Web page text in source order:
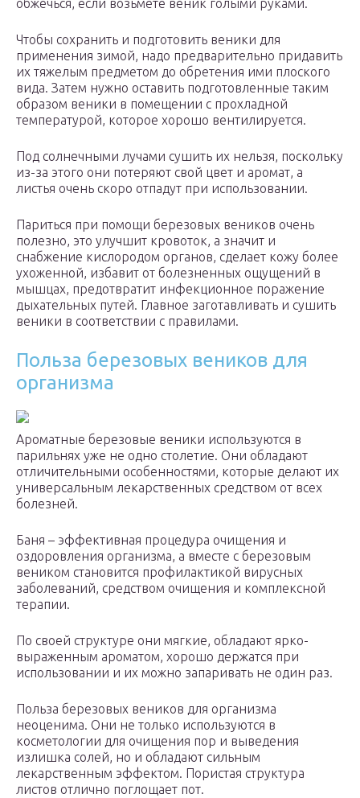
обжечься, если возьмете веник голыми руками.
Чтобы сохранить и подготовить веники для
применения зимой, надо предварительно придавить
их тяжелым предметом до обретения ими плоского
вида. Затем нужно оставить подготовленные таким
образом веники в помещении с прохладной
температурой, которое хорошо вентилируется.
Под солнечными лучами сушить их нельзя, поскольку
из-за этого они потеряют свой цвет и аромат, а
листья очень скоро отпадут при использовании.
Париться при помощи березовых веников очень
полезно, это улучшит кровоток, а значит и
снабжение кислородом органов, сделает кожу более
ухоженной, избавит от болезненных ощущений в
мышцах, предотвратит инфекционное поражение
дыхательных путей. Главное заготавливать и сушить
веники в соответствии с правилами.
Польза березовых веников для
организма
Ароматные березовые веники используются в
парильнях уже не одно столетие. Они обладают
отличительными особенностями, которые делают их
универсальным лекарственных средством от всех
болезней.
Баня – эффективная процедура очищения и
оздоровления организма, а вместе с березовым
веником становится профилактикой вирусных
заболеваний, средством очищения и комплексной
терапии.
По своей структуре они мягкие, обладают ярко-
выраженным ароматом, хорошо держатся при
использовании и их можно запаривать не один раз.
Польза березовых веников для организма
неоценима. Они не только используются в
косметологии для очищения пор и выведения
излишка солей, но и обладают сильным
лекарственным эффектом. Пористая структура
листов отлично поглощает пот.